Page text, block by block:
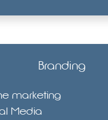
Branding
marketing
Media